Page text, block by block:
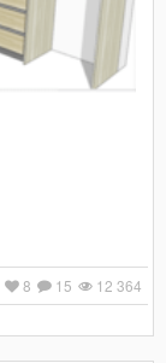
12 364
15
8